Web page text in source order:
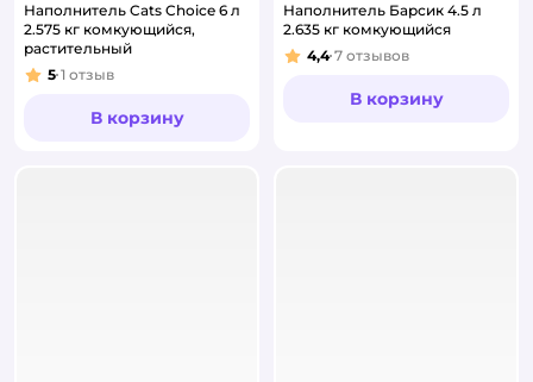
Наполнитель Cats Choice 6 л
2.575 кг комкующийся,
растительный
Рейтинг:
5 1 отзыв
В корзину
Наполнитель Барсик 4.5 л
2.635 кг комкующийся
Рейтинг:
4,4 7 отзывов
В корзину